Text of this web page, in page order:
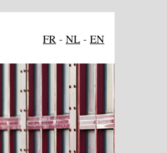
FR - NL - EN